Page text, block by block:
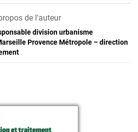
de l'auteur
division urbanisme
Provence Métropole – direction